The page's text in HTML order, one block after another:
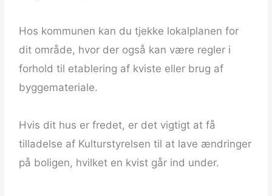
Hos kommunen kan du tjekke lokalplanen for
dit område, hvor der også kan være regler i
forhold til etablering af kviste eller brug af
byggemateriale.
Hvis dit hus er fredet, er det vigtigt at få
tilladelse af Kulturstyrelsen til at lave ændringer
på boligen, hvilket en kvist går ind under.